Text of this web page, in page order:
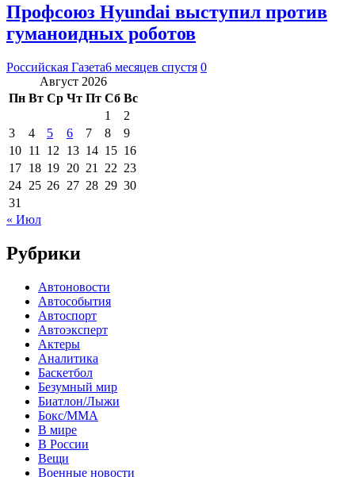
Профсоюз Hyundai выступил против
гуманоидных роботов
Российская Газета6 месяцев спустя 0
Август 2026
Пн Вт Ср Чт Пт Сб Вс
1
2
3
4 5 6 7 8
9
10 11 12 13 14 15 16
17 18 19 20 21 22 23
24 25 26 27 28 29 30
31
« Июл
Рубрики
Автоновости
Автособытия
Автоспорт
Автоэксперт
Актеры
Аналитика
Баскетбол
Безумный мир
Биатлон/Лыжи
Бокс/MMA
В мире
В России
Вещи
Военные новости